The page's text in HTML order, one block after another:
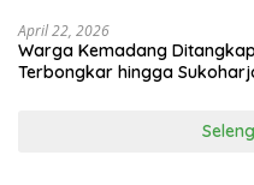
April 22, 2026
Warga Kemadang
Terbongkar hingga